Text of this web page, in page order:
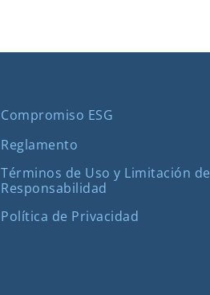
Compromiso ESG
Reglamento
Términos de Uso y Limitación de
Responsabilidad
Política de Privacidad